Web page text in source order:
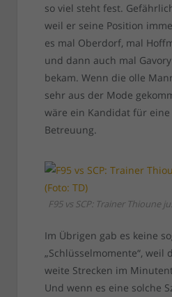
so viel steht fest.
weil er seine Position
es mal Oberdorf, mal
und dann auch mal
bekam. Wenn die olle
sehr aus der Mode
wäre ein Kandidat für
Betreuung.
F95 vs SCP: Trainer Thioune
Im Übrigen gab es keine
„Schlüsselmomente“, weil
weite Strecken im
Und wenn es eine solche